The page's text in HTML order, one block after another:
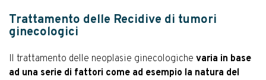
Trattamento delle Recidive di tumori
ginecologici
Il trattamento delle neoplasie ginecologiche varia in base
ad una serie di fattori come ad esempio la natura del